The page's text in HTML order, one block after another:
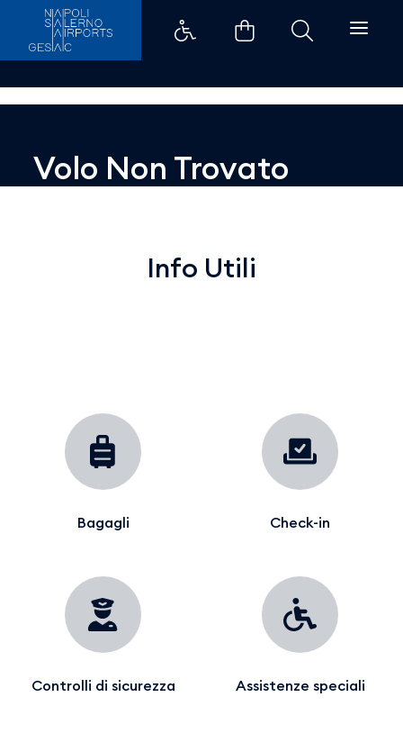
Dettaglio - Aeroporti di Napoli
Volo Non Trovato
Info Utili
Bagagli Check-in
Controlli di sicurezza Assistenze speciali